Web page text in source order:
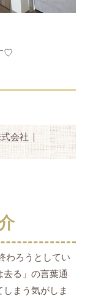
♡
会社
わろうとしてい
去る」の言葉通
まう気がしま